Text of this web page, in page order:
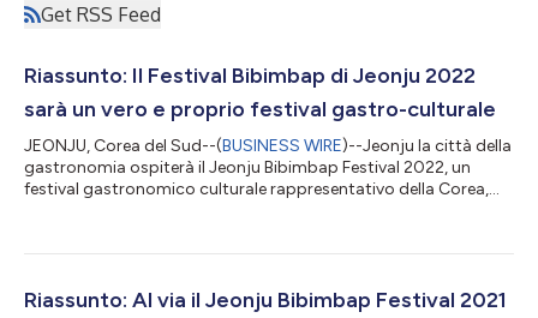
Get RSS Feed
Riassunto: Il Festival Bibimbap di Jeonju 2022
sarà un vero e proprio festival gastro-culturale
JEONJU, Corea del Sud--(BUSINESS WIRE)--Jeonju la città della
gastronomia ospiterà il Jeonju Bibimbap Festival 2022, un
festival gastronomico culturale rappresentativo della Corea,
l'evento offrirà una vasta gamma di piatti locali insieme a
significa "aprire il gusto di Jeonju", inizierà con eventi prelimin...
Riassunto: Al via il Jeonju Bibimbap Festival 2021